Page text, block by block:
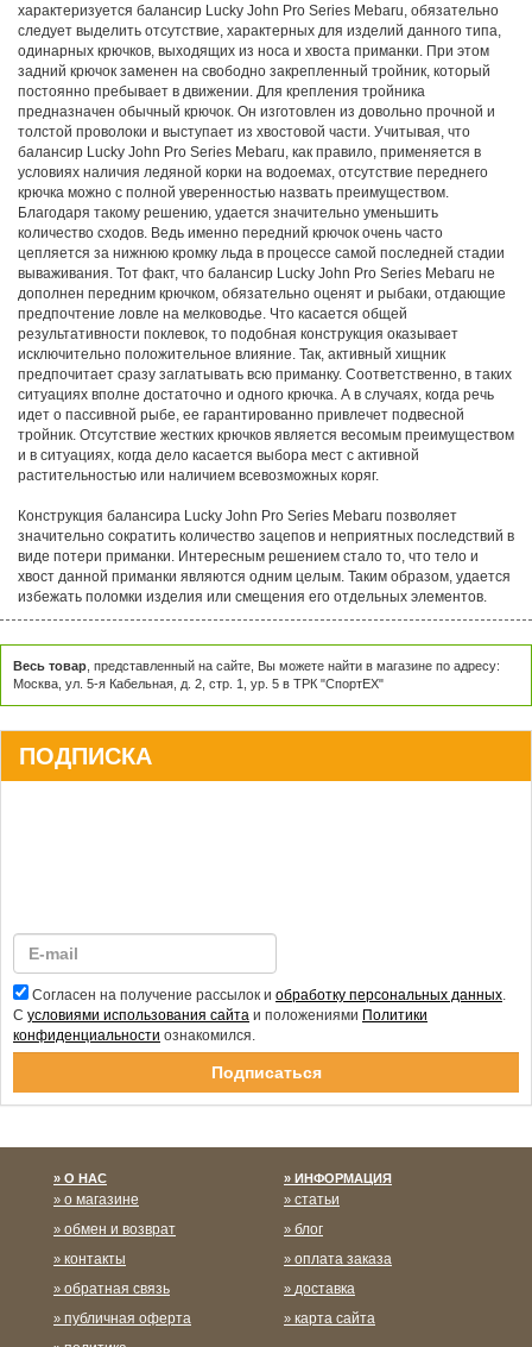
характеризуется балансир Lucky John Pro Series Mebaru, обязательно
следует выделить отсутствие, характерных для изделий данного типа,
одинарных крючков, выходящих из носа и хвоста приманки. При этом
задний крючок заменен на свободно закрепленный тройник, который
постоянно пребывает в движении. Для крепления тройника
предназначен обычный крючок. Он изготовлен из довольно прочной и
толстой проволоки и выступает из хвостовой части. Учитывая, что
балансир Lucky John Pro Series Mebaru, как правило, применяется в
условиях наличия ледяной корки на водоемах, отсутствие переднего
крючка можно с полной уверенностью назвать преимуществом.
Благодаря такому решению, удается значительно уменьшить
количество сходов. Ведь именно передний крючок очень часто
цепляется за нижнюю кромку льда в процессе самой последней стадии
вываживания. Тот факт, что балансир Lucky John Pro Series Mebaru не
дополнен передним крючком, обязательно оценят и рыбаки, отдающие
предпочтение ловле на мелководье. Что касается общей
результативности поклевок, то подобная конструкция оказывает
исключительно положительное влияние. Так, активный хищник
предпочитает сразу заглатывать всю приманку. Соответственно, в таких
ситуациях вполне достаточно и одного крючка. А в случаях, когда речь
идет о пассивной рыбе, ее гарантированно привлечет подвесной
тройник. Отсутствие жестких крючков является весомым преимуществом
и в ситуациях, когда дело касается выбора мест с активной
растительностью или наличием всевозможных коряг.
Конструкция балансира Lucky John Pro Series Mebaru позволяет
значительно сократить количество зацепов и неприятных последствий в
виде потери приманки. Интересным решением стало то, что тело и
хвост данной приманки являются одним целым. Таким образом, удается
избежать поломки изделия или смещения его отдельных элементов.
Весь товар , представленный на сайте, Вы можете найти в магазине по адресу:
Москва, ул. 5-я Кабельная, д. 2, стр. 1, ур. 5 в ТРК "СпортЕХ"
ПОДПИСКА
Согласен на получение рассылок и обработку персональных данных
С условиями использования сайта и положениями Политики
конфиденциальности ознакомился.
О НАС
о магазине
обмен и возврат
контакты
обратная связь
публичная оферта
ИНФОРМАЦИЯ
статьи
блог
оплата заказа
доставка
карта сайта